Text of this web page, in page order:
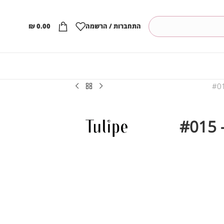
התחברות / הרשמה ₪0.00